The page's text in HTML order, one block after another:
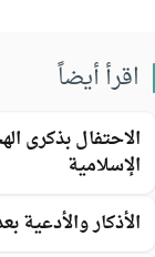
اقرأ أيضاً
الاحتفال بذكرى
الإسلامية
الأذكار والأدعية